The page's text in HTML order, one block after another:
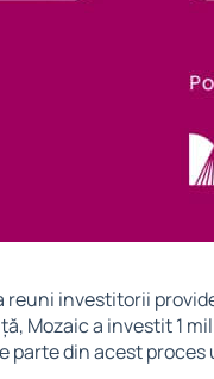
reuni investitorii
Mozaic a investit 1
parte din acest proces